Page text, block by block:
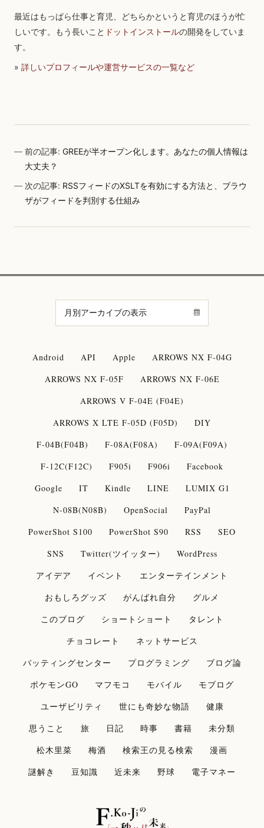
最近はもっぱら仕事と育児、どちらかというと育児のほうが忙
しいです。もう長いこと ドットインストールの開発をしていま
す。
» 詳しいプロフィールや運営サービスの一覧など
前の記事:GREEが半オープン化します。あなたの個人情報は
大丈夫？
次の記事: RSSフィードのXSLTを有効にする方法と、ブラウ
ザがフィードを判別する仕組み
Android API Apple
ARROWS NX F-04G
ARROWS NX F-05F
ARROWS NX F-06E
ARROWS V F-04E (F04E)
ARROWS X LTE F-05D (F05D)
DIY
F-04B(F04B)
F-08A(F08A)
F-09A(F09A)
F-12C(F12C)
F905i F906i
Facebook
Google
IT Kindle LINE
LUMIX G1
N-08B(N08B)
OpenSocial
PayPal
PowerShot S100
PowerShot S90 RSS
SEO
SNS
Twitter(ツイッター)
WordPress
アイデア
イベント
エンターテインメント
おもしろグッズ
がんばれ自分
グルメ
このブログ
ショートショート
タレント
チョコレート
ネットサービス
バッティングセンター
プログラミング
ブログ論
ポケモンGO
マフモコ モバイル
モブログ
ユーザビリティ
世にも奇妙な物語
健康
思うこと
旅 日記 時事 書籍
未分類
松木里菜
梅酒 検索王の見る検索
漫画
謎解き
豆知識 近未来 野球 電子マネー